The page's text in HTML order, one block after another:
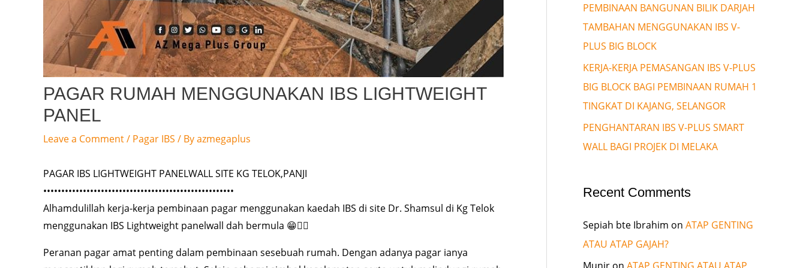
PAGAR RUMAH MENGGUNAKAN IBS LIGHTWEIGHT
PANEL
Leave a Comment/ Pagar IBS / Byazmegaplus
PAGAR IBS LIGHTWEIGHT PANELWALL SITE KG TELOK,PANJI
•••••••••••••••••••••••••••••••••••••••••••••••••••••
Alhamdulillah kerja-kerja pembinaan pagar menggunakan kaedah IBS di site Dr. Shamsul di Kg Telok
menggunakan IBS Lightweight panelwall dah bermula 😁👍🏻
Peranan pagar amat penting dalam pembinaan sesebuah rumah. Dengan adanya pagar ianya
PEMBINAAN BANGUNAN BILIK DARJAH
TAMBAHAN MENGGUNAKAN IBS V-
PLUS BIG BLOCK
KERJA-KERJA PEMASANGAN IBS V-PLUS
BIG BLOCK BAGI PEMBINAAN RUMAH 1
TINGKAT DI KAJANG, SELANGOR
PENGHANTARAN IBS V-PLUS SMART
WALL BAGI PROJEK DI MELAKA
Recent Comments
Sepiah bte Ibrahim on ATAP GENTING
ATAU ATAP GAJAH?